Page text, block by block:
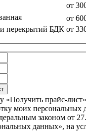
от
от
перекрытий БДК от
«Получить прайс-
моих персональных
законом от
данных», на